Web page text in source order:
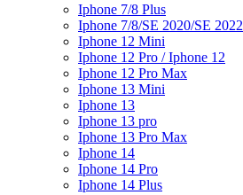
Iphone 7/8 Plus
Iphone 7/8/SE 2020/SE 2022
Iphone 12 Mini
Iphone 12 Pro / Iphone 12
Iphone 12 Pro Max
Iphone 13 Mini
Iphone 13
Iphone 13 pro
Iphone 13 Pro Max
Iphone 14
Iphone 14 Pro
Iphone 14 Plus